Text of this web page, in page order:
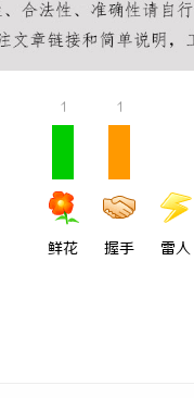
1
鲜花
1
握手 雷人